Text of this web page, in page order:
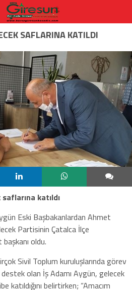
SAFLARINA KATILDI
katıldı
Eski Başbakanlardan Ahmet
Partisinin Çatalca İlçe
oldu.
Sivil Toplum kuruluşlarında görev
olan İş Adamı Aygün, gelecek
katıldığını belirtirken; “Amacım